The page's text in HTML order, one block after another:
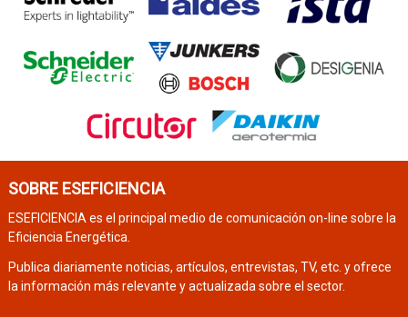
SOBRE ESEFICIENCIA
ESEFICIENCIA es el principal medio de comunicación on-line sobre la
Eficiencia Energética.
Publica diariamente noticias, artículos, entrevistas, TV, etc. y ofrece
la información más relevante y actualizada sobre el sector.